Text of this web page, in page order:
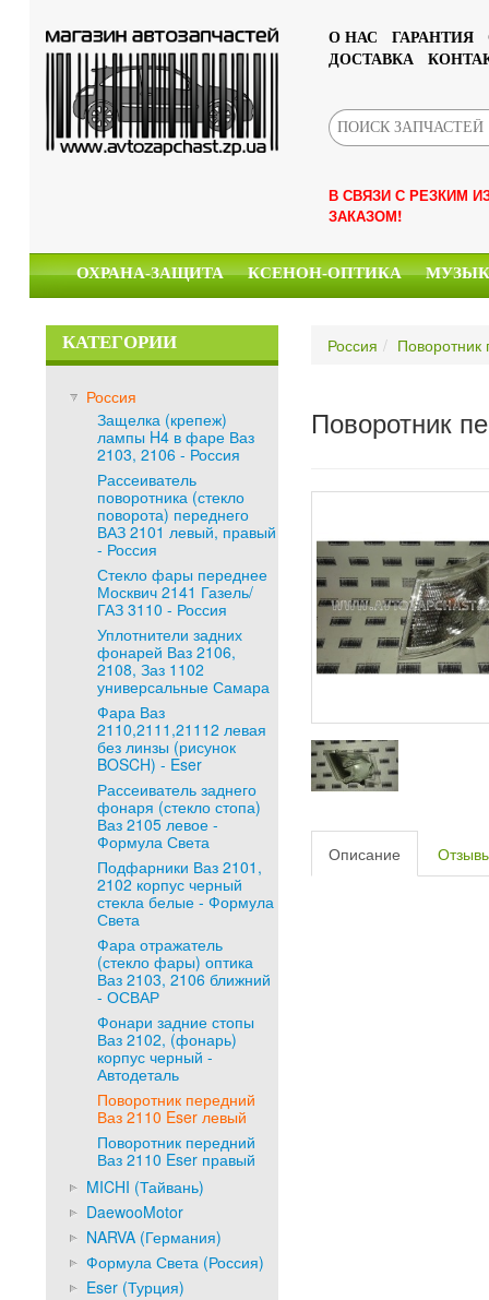
О НАС ГАРАНТИЯ
ДОСТАВКА
В СВЯЗИ С РЕЗКИМ
ЗАКАЗОМ!
ОХРАНА-ЗАЩИТА КСЕНОН-ОПТИКА
КАТЕГОРИИ
Россия
Защелка (крепеж)
лампы H4 в фаре Ваз
2103, 2106 - Россия
Рассеиватель
поворотника (стекло
поворота) переднего
ВАЗ 2101 левый, правый
- Россия
Стекло фары переднее
Москвич 2141 Газель/
ГАЗ 3110 - Россия
Уплотнители задних
фонарей Ваз 2106,
2108, Заз 1102
универсальные Самара
Фара Ваз
2110,2111,21112 левая
без линзы (рисунок
BOSCH) - Eser
Рассеиватель заднего
фонаря (стекло стопа)
Ваз 2105 левое -
Формула Света
Подфарники Ваз 2101,
2102 корпус черный
стекла белые - Формула
Света
Фара отражатель
(стекло фары) оптика
Ваз 2103, 2106 ближний
- ОСВАР
Фонари задние стопы
Ваз 2102, (фонарь)
корпус черный -
Автодеталь
Поворотник передний
Ваз 2110 Eser левый
Поворотник передний
Ваз 2110 Eser правый
MICHI (Тайвань)
DaewooMotor
NARVA (Германия)
Формула Света (Россия)
Eser (Турция)
Россия
Поворотник
Описание